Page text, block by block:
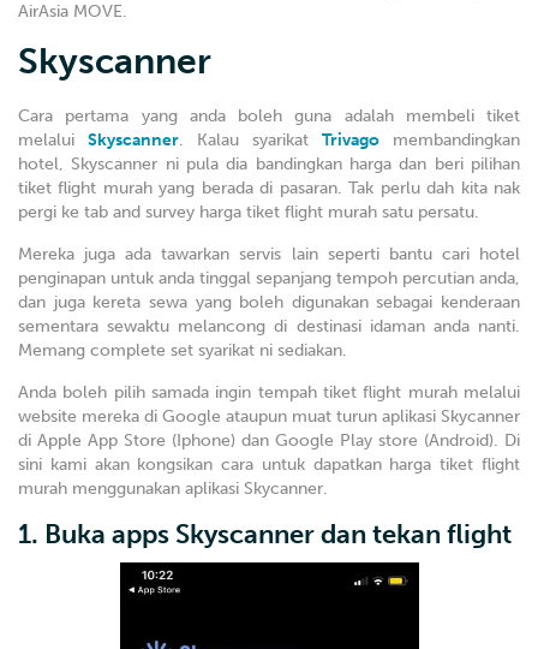
AirAsia MOVE.
Skyscanner
Cara pertama yang anda boleh guna adalah membeli tiket
melalui Skyscanner. Kalau syarikat Trivago membandingkan
hotel, Skyscanner ni pula dia bandingkan harga dan beri pilihan
tiket flight murah yang berada di pasaran. Tak perlu dah kita nak
pergi ke tab and survey harga tiket flight murah satu persatu.
Mereka juga ada tawarkan servis lain seperti bantu cari hotel
penginapan untuk anda tinggal sepanjang tempoh percutian anda,
dan juga kereta sewa yang boleh digunakan sebagai kenderaan
sementara sewaktu melancong di destinasi idaman anda nanti.
Memang complete set syarikat ni sediakan.
Anda boleh pilih samada ingin tempah tiket flight murah melalui
website mereka di Google ataupun muat turun aplikasi Skycanner
di Apple App Store (Iphone) dan Google Play store (Android). Di
sini kami akan kongsikan cara untuk dapatkan harga tiket flight
murah menggunakan aplikasi Skycanner.
1. Buka apps Skyscanner dan tekan flight